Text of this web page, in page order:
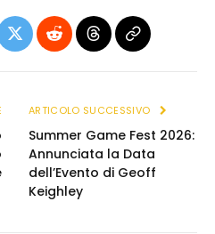
X
Reddit ThreadsCopia
ARTICOLO SUCCESSIVO
Summer Game Fest 2026:
Annunciata la Data
dell’Evento di Geoff
Keighley